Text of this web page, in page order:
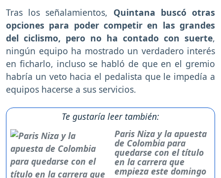
Tras los señalamientos, Quintana buscó otras
opciones para poder competir en las grandes
del ciclismo, pero no ha contado con suerte,
ningún equipo ha mostrado un verdadero interés
en ficharlo, incluso se habló de que en el gremio
habría un veto hacia el pedalista que le impedía a
equipos hacerse a sus servicios.
Te gustaría leer también:
Paris Niza y la apuesta
de Colombia para
quedarse con el título
en la carrera que
empieza este domingo